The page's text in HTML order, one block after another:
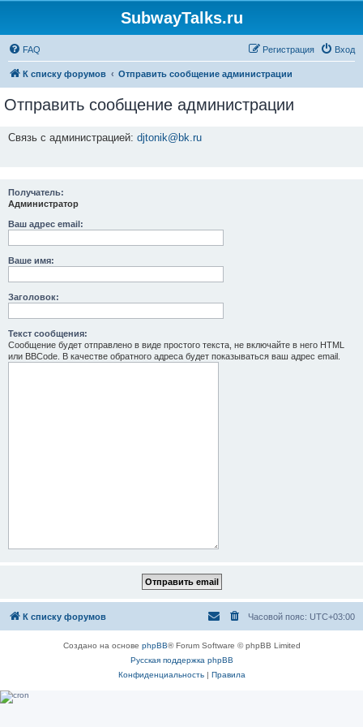
SubwayTalks.ru
FAQ Вход
Регистрация
К списку форумов Отправить сообщение администрации
Отправить сообщение администрации
Связь с администрацией: djtonik@bk.ru
Получатель:
Администратор
Ваш адрес email:
Ваше имя:
Заголовок:
Текст сообщения:
Сообщение будет отправлено в виде простого текста, не включайте в него HTML
или BBCode. В качестве обратного адреса будет показываться ваш адрес email.
К списку форумов Часовой пояс: UTC+03:00
Создано на основе phpBB® Forum Software © phpBB Limited
Русская поддержка phpBB
Конфиденциальность| Правила